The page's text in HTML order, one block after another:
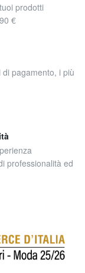
prodotti
€
pagamento, i più
professionalità ed